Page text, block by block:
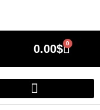
0.00$ 0
Cart